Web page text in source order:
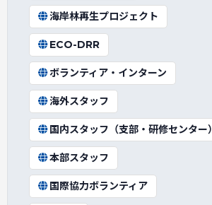
海岸林再生プロジェクト
ECO-DRR
ボランティア・インターン
海外スタッフ
国内スタッフ（支部・研修センター）
本部スタッフ
国際協力ボランティア